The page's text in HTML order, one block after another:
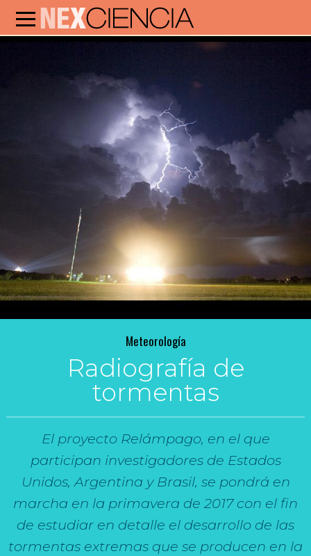
Meteorología
Radiografía de
tormentas
El proyecto Relámpago, en el que
participan investigadores de Estados
Unidos, Argentina y Brasil, se pondrá en
marcha en la primavera de 2017 con el fin
de estudiar en detalle el desarrollo de las
tormentas extremas que se producen en la